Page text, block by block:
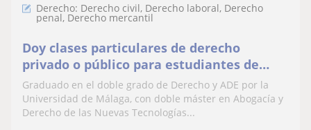
Derecho: Derecho civil, Derecho laboral, Derecho
penal, Derecho mercantil
Doy clases particulares de derecho
privado o público para estudiantes de
derecho
Graduado en el doble grado de Derecho y ADE por la
Universidad de Málaga, con doble máster en Abogacía y
Derecho de las Nuevas Tecnologías...